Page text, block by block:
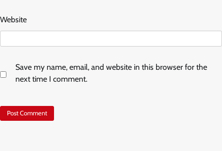
Website
Save my name, email, and website in this browser for the
next time I comment.